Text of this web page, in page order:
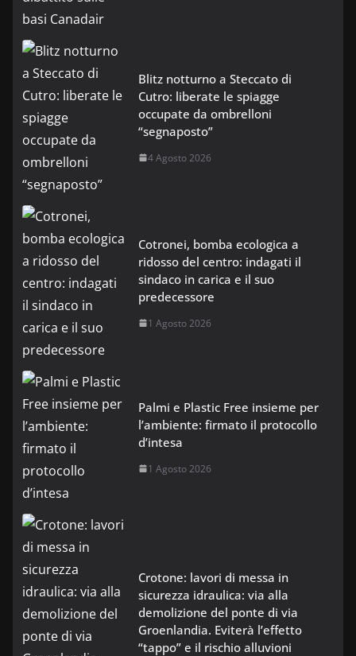
Blitz notturno a Steccato di
Cutro: liberate le spiagge
occupate da ombrelloni
“segnaposto”
4 Agosto 2026
Cotronei, bomba ecologica a
ridosso del centro: indagati il
sindaco in carica e il suo
predecessore
1 Agosto 2026
Palmi e Plastic Free insieme per
l’ambiente: firmato il protocollo
d’intesa
1 Agosto 2026
Crotone: lavori di messa in
sicurezza idraulica: via alla
demolizione del ponte di via
Groenlandia. Eviterà l’effetto
“tappo” e il rischio alluvioni